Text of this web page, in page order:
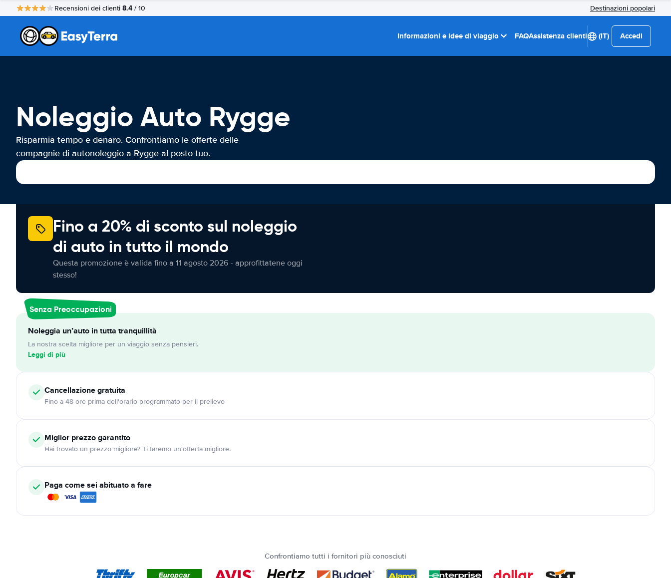
Recensioni dei clienti 8.4 / 10 Destinazioni popolari
Informazioni e idee di viaggio FAQAssistenza clienti (IT) Accedi
Noleggio Auto Rygge
Risparmia tempo e denaro. Confrontiamo le offerte delle
compagnie di autonoleggio a Rygge al posto tuo.
Fino a 20% di sconto sul noleggio
di auto in tutto il mondo
Questa promozione è valida fino a 11 agosto 2026 - approfittatene oggi
stesso!
Senza Preoccupazioni
Noleggia un’auto in tutta tranquillità
La nostra scelta migliore per un viaggio senza pensieri.
Leggi di più
Cancellazionegratuita
Fino a 48 ore prima dell'orario programmato per il prelievo
Miglior prezzo garantito
Hai trovato un prezzo migliore? Ti faremo un'offerta migliore.
Paga come sei abituato a fare
Confrontiamo tutti i fornitori più conosciuti